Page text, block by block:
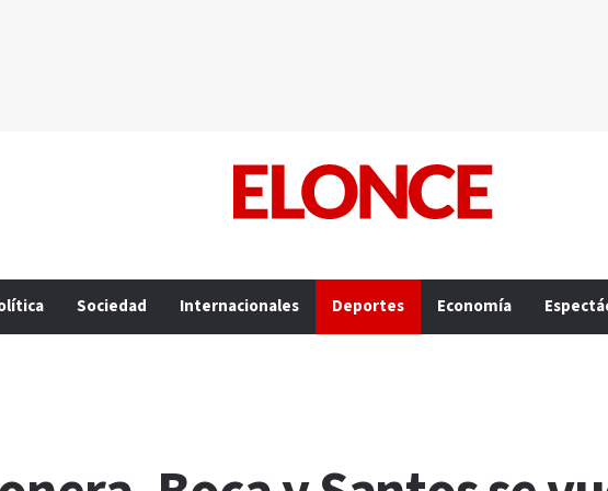
Sociedad Internacionales Deportes Economía